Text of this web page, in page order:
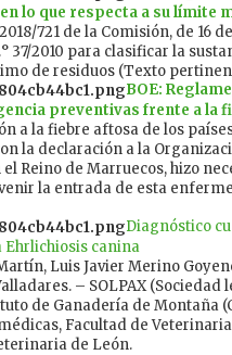
lo que respecta a su límite
721 de la Comisión, de 16
37/2010 para clasificar la
de residuos (Texto
BOE:
preventivas frente a la
a la fiebre aftosa de los
la declaración a la
Reino de Marruecos, hizo
la entrada de esta
Diagnóstico
Ehrlichiosis canina
Luis Javier Merino
– SOLPAX
de Ganadería de Montaña
Facultad de
de León.